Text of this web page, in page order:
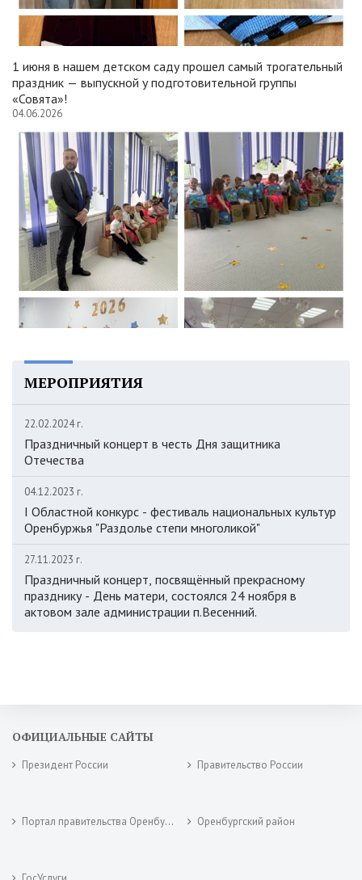
1 июня в нашем детском саду прошел самый трогательный
праздник — выпускной у подготовительной группы
«Совята»!
04.06.2026
МЕРОПРИЯТИЯ
22.02.2024 г.
Праздничный концерт в честь Дня защитника
Отечества
04.12.2023 г.
I Областной конкурс - фестиваль национальных культур
Оренбуржья "Раздолье степи многоликой"
27.11.2023 г.
Праздничный концерт, посвящённый прекрасному
празднику - День матери, состоялся 24 ноября в
актовом зале администрации п.Весенний.
ОФИЦИАЛЬНЫЕ САЙТЫ
Президент России Правительство России
Портал правительства Оренбургской области Оренбургский район